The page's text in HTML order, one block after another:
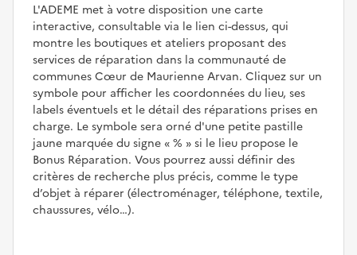
L'ADEME met à votre disposition une carte
interactive, consultable via le lien ci-dessus, qui
montre les boutiques et ateliers proposant des
services de réparation dans la communauté de
communes Cœur de Maurienne Arvan. Cliquez sur un
symbole pour afficher les coordonnées du lieu, ses
labels éventuels et le détail des réparations prises en
charge. Le symbole sera orné d'une petite pastille
jaune marquée du signe
%
si le lieu propose le
Bonus Réparation. Vous pourrez aussi définir des
critères de recherche plus précis, comme le type
d’objet à réparer (électroménager, téléphone, textile,
chaussures, vélo…).